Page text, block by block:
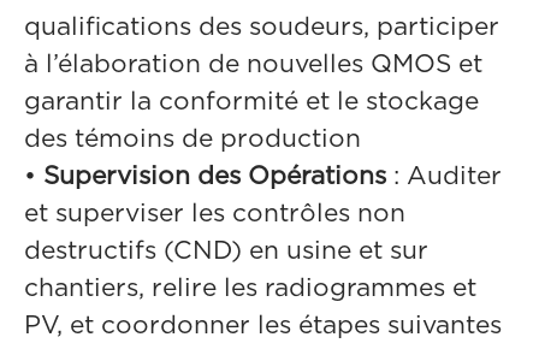
qualifications des soudeurs, participer
à l’élaboration de nouvelles QMOS et
garantir la conformité et le stockage
des témoins de production
• Supervision des Opérations : Auditer
et superviser les contrôles non
destructifs (CND) en usine et sur
chantiers, relire les radiogrammes et
PV, et coordonner les étapes suivantes